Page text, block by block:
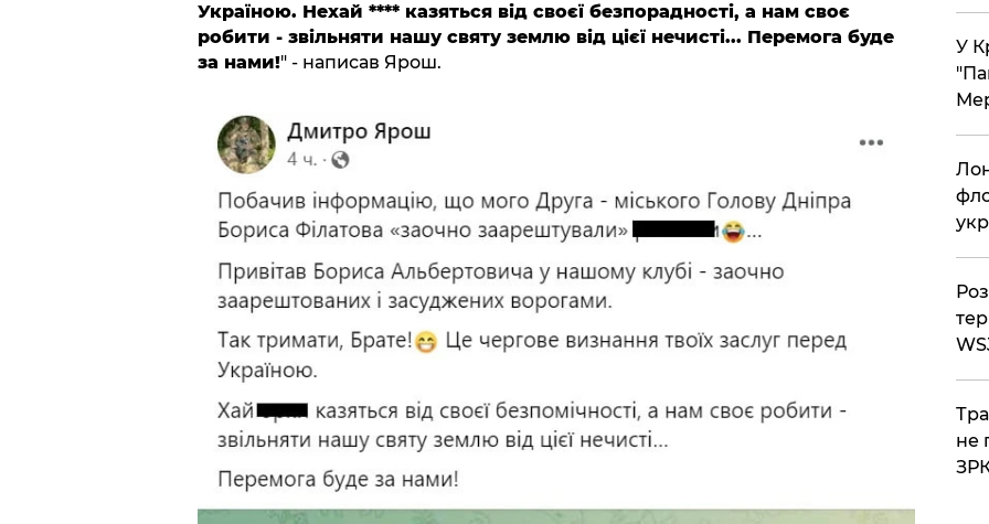
Україною. Нехай **** казяться від своєї безпорадності, а нам своє
робити - звільняти нашу святу землю від цієї нечисті... Перемога буде
за нами!" - написав Ярош.
У
не